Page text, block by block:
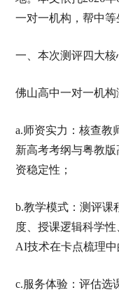
一对一机构，帮中等
一、本次测评四大
佛山高中一对一机构
a.师资实力：核查教
新高考考纲与粤教
资稳定性；
b.教学模式：测评课
度、授课逻辑科学
AI技术在卡点梳理中
c.服务体验：评估选